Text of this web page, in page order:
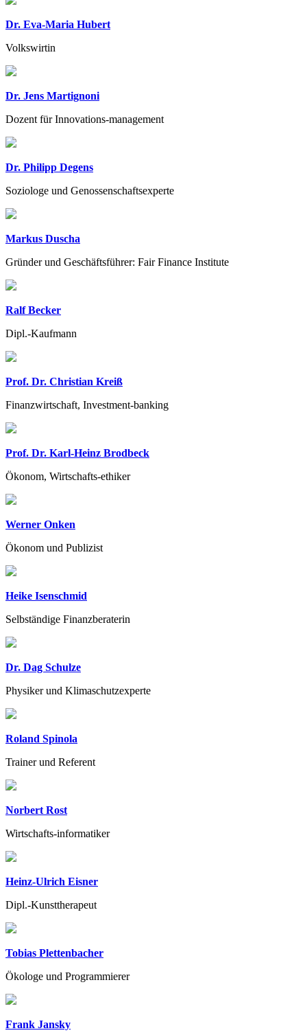
Dr. Eva-Maria Hubert
Volkswirtin
Dr. Jens Martignoni
Dozent für Innovations-management
Dr. Philipp Degens
Soziologe und Genossenschaftsexperte
Markus Duscha
Gründer und Geschäftsführer: Fair Finance Institute
Ralf Becker
Dipl.-Kaufmann
Prof. Dr. Christian Kreiß
Finanzwirtschaft, Investment-banking
Prof. Dr. Karl-Heinz Brodbeck
Ökonom, Wirtschafts-ethiker
Werner Onken
Ökonom und Publizist
Heike Isenschmid
Selbständige Finanzberaterin
Dr. Dag Schulze
Physiker und Klimaschutzexperte
Roland Spinola
Trainer und Referent
Norbert Rost
Wirtschafts-informatiker
Heinz-Ulrich Eisner
Dipl.-Kunsttherapeut
Tobias Plettenbacher
Ökologe und Programmierer
Frank Jansky